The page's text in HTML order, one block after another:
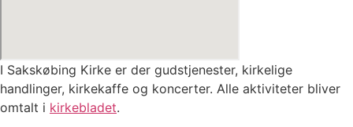
I Sakskøbing Kirke er der gudstjenester, kirkelige
handlinger, kirkekaffe og koncerter. Alle aktiviteter bliver
omtalt i kirkebladet.